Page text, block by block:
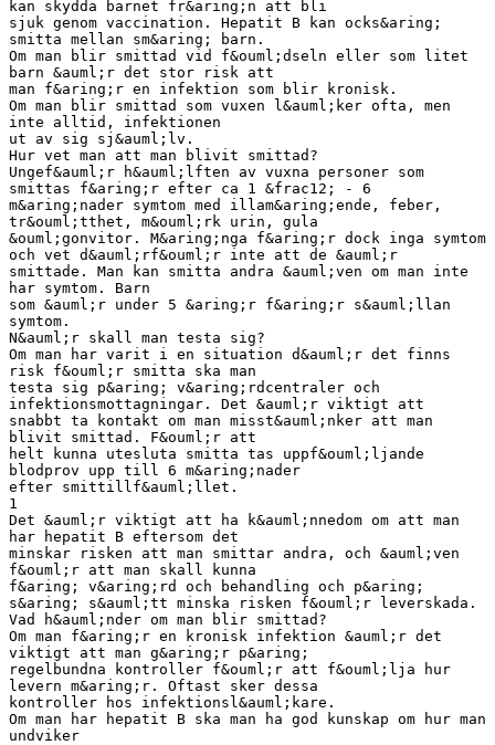
kan skydda barnet fr&aring;n att bli
sjuk genom vaccination. Hepatit B kan ocks&aring;
smitta mellan sm&aring; barn.
Om man blir smittad vid f&ouml;dseln eller som litet
barn &auml;r det stor risk att
man f&aring;r en infektion som blir kronisk.
Om man blir smittad som vuxen l&auml;ker ofta, men
inte alltid, infektionen
ut av sig sj&auml;lv.
Hur vet man att man blivit smittad?
Ungef&auml;r h&auml;lften av vuxna personer som
smittas f&aring;r efter ca 1 &frac12; - 6
m&aring;nader symtom med illam&aring;ende, feber,
tr&ouml;tthet, m&ouml;rk urin, gula
&ouml;gonvitor. M&aring;nga f&aring;r dock inga symtom
och vet d&auml;rf&ouml;r inte att de &auml;r
smittade. Man kan smitta andra &auml;ven om man inte
har symtom. Barn
som &auml;r under 5 &aring;r f&aring;r s&auml;llan
symtom.
N&auml;r skall man testa sig?
Om man har varit i en situation d&auml;r det finns
risk f&ouml;r smitta ska man
testa sig p&aring; v&aring;rdcentraler och
infektionsmottagningar. Det &auml;r viktigt att
snabbt ta kontakt om man misst&auml;nker att man
blivit smittad. F&ouml;r att
helt kunna utesluta smitta tas uppf&ouml;ljande
blodprov upp till 6 m&aring;nader
efter smittillf&auml;llet.
1
Det &auml;r viktigt att ha k&auml;nnedom om att man
har hepatit B eftersom det
minskar risken att man smittar andra, och &auml;ven
f&ouml;r att man skall kunna
f&aring; v&aring;rd och behandling och p&aring;
s&aring; s&auml;tt minska risken f&ouml;r leverskada.
Vad h&auml;nder om man blir smittad?
Om man f&aring;r en kronisk infektion &auml;r det
viktigt att man g&aring;r p&aring;
regelbundna kontroller f&ouml;r att f&ouml;lja hur
levern m&aring;r. Oftast sker dessa
kontroller hos infektionsl&auml;kare.
Om man har hepatit B ska man ha god kunskap om hur man
undviker